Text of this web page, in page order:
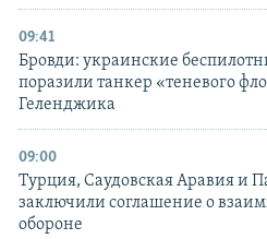
09:41
Бровди: украинские
поразили танкер «теневого
Геленджика
09:00
Турция, Саудовская Аравия и
заключили соглашение о
обороне